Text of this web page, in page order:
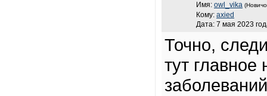
Имя: owl_vika
Кому: axied
Дата: 7 мая 2023
Точно,
тут главное